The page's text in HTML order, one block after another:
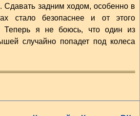
Сдавать задним ходом, особенно в
стало безопаснее и от этого
Теперь я не боюсь, что один из
случайно попадет под колеса